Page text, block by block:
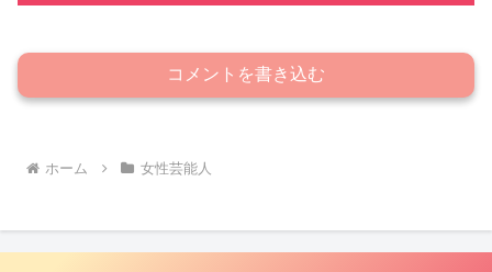
コメントを書き込む
ホーム 女性芸能人